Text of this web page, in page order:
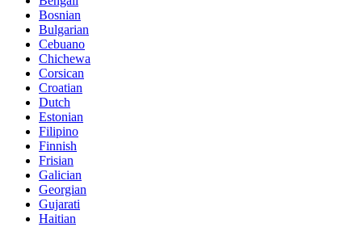
Bosnian
Bulgarian
Cebuano
Chichewa
Corsican
Croatian
Dutch
Estonian
Filipino
Finnish
Frisian
Galician
Georgian
Gujarati
Haitian